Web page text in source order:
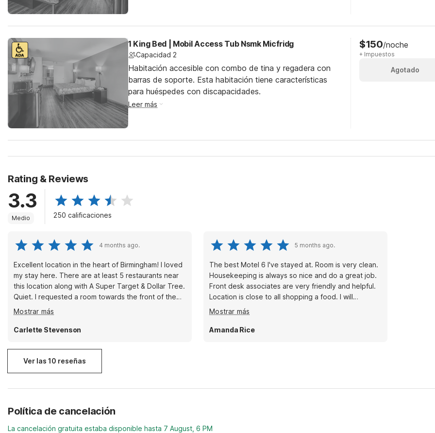
1 King Bed | Mobil Access Tub Nsmk Micfridg
Capacidad 2
Habitación accesible con combo de tina y regadera con
barras de soporte. Esta habitación tiene características
para huéspedes con discapacidades.
Leer más
$150/noche
+ Impuestos
Agotado
Rating & Reviews
3.3
Medio 250 calificaciones
4 months ago.
Excellent location in the heart of Birmingham! I loved
my stay here. There are at least 5 restaurants near
this location along with A Super Target & Dollar Tree.
Quiet. I requested a room towards the front of the
bldg and was accommodated. My place whenever I
am in Birmingham. ♥️♥️♥️
Mostrar más
Carlette Stevenson
5 months ago.
The best Motel 6 I've stayed at. Room is very clean.
Housekeeping is always so nice and do a great job.
Front desk associates are very friendly and helpful.
Location is close to all shopping a food. I will
definitely be staying here again.
Mostrar más
Amanda Rice
Ver las 10 reseñas
Política de cancelación
La cancelación gratuita estaba disponible hasta 7 August, 6 PM